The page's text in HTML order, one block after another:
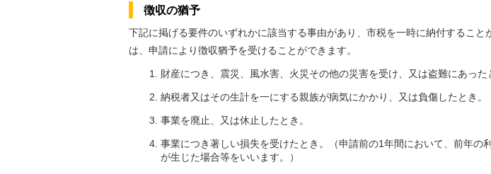
徴収の猶予
下記に掲げる要件のいずれかに該当する事由があり、市税を一時に納付すること
は、申請により徴収猶予を受けることができます。
財産につき、震災、風水害、火災その他の災害を受け、又は盗難にあった
納税者又はその生計を一にする親族が病気にかかり、又は負傷したとき。
事業を廃止、又は休止したとき。
事業につき著しい損失を受けたとき。（申請前の1年間において、前年の
が生じた場合等をいいます。）